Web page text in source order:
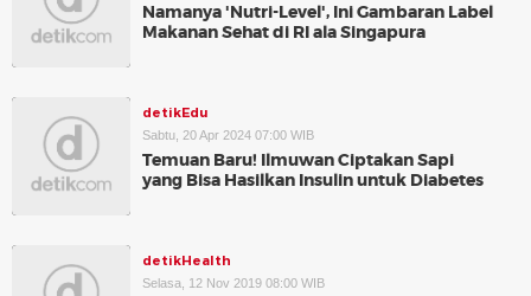
Namanya 'Nutri-Level', Ini Gambaran Label
Makanan Sehat di RI ala Singapura
detikEdu
Sabtu, 20 Apr 2024 07:00 WIB
Temuan Baru! Ilmuwan Ciptakan Sapi
yang Bisa Hasilkan Insulin untuk Diabetes
detikHealth
Selasa, 12 Nov 2019 08:00 WIB